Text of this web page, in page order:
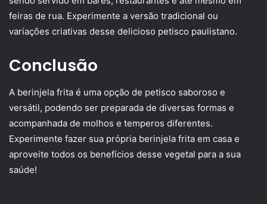
feiras de rua. Experimente a versão tradicional ou
variações criativas desse delicioso petisco paulistano.
Conclusão
A berinjela frita é uma opção de petisco saboroso e
versátil, podendo ser preparada de diversas formas e
acompanhada de molhos e temperos diferentes.
Experimente fazer sua própria berinjela frita em casa e
aproveite todos os benefícios desse vegetal para a sua
saúde!